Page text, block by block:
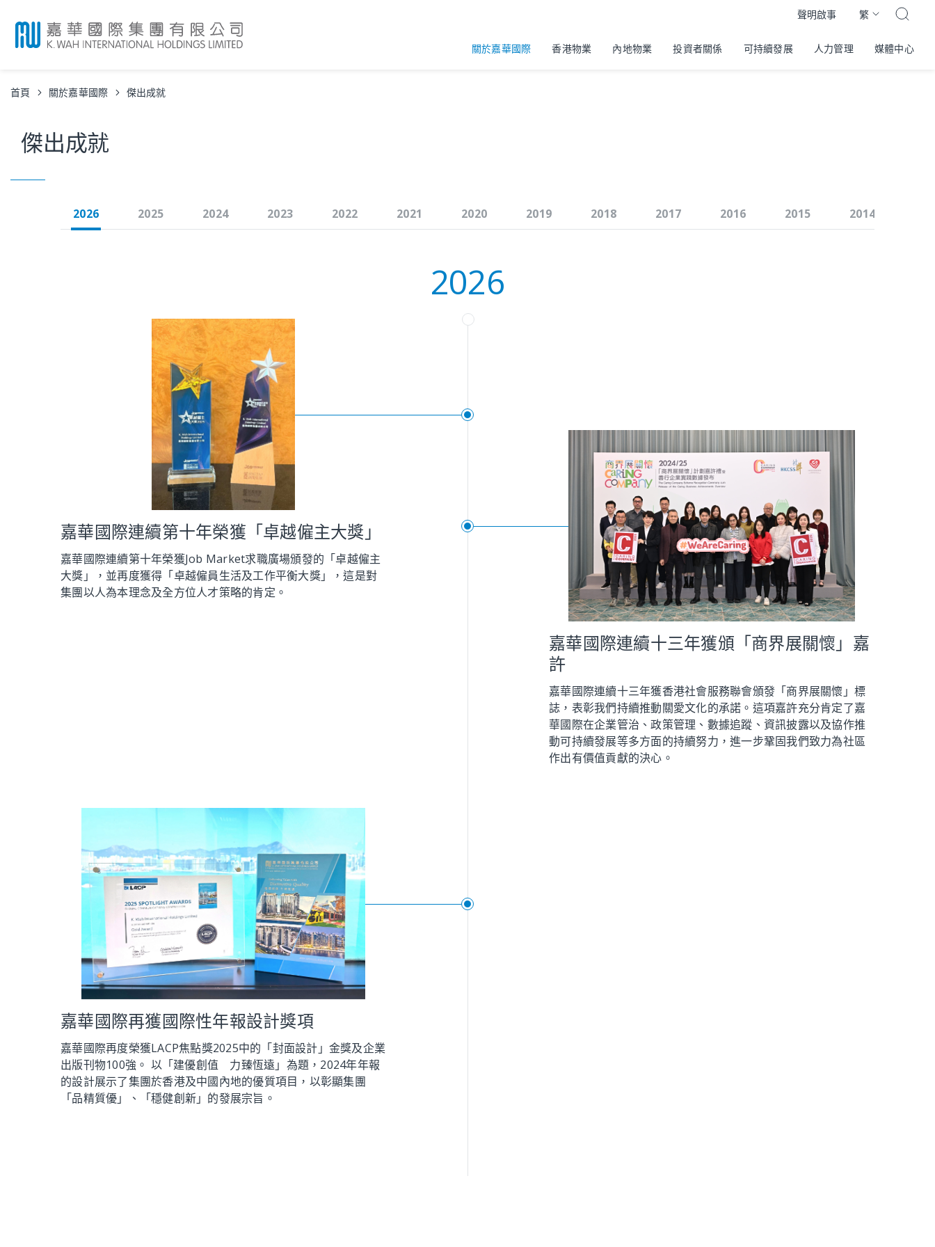
聲明啟事 繁
關於嘉華國際 香港物業 內地物業 投資者關係 可持續發展 人力管理 媒體中心
首頁 關於嘉華國際 傑出成就
傑出成就
2026 2025 2024 2023 2022 2021 2020 2019 2018 2017 2016 2015 2014
2026
嘉華國際連續第十年榮獲「卓越僱主大獎」
嘉華國際連續第十年榮獲Job Market求職廣場頒發的「卓越僱主
大獎」，並再度獲得「卓越僱員生活及工作平衡大獎」，這是對
集團以人為本理念及全方位人才策略的肯定。
嘉華國際連續十三年獲頒「商界展關懷」嘉
許
嘉華國際連續十三年獲香港社會服務聯會頒發「商界展關懷」標
誌，表彰我們持續推動關愛文化的承諾。這項嘉許充分肯定了嘉
華國際在企業管治、政策管理、數據追蹤、資訊披露以及協作推
動可持續發展等多方面的持續努力，進一步鞏固我們致力為社區
作出有價值貢獻的決心。
嘉華國際再獲國際性年報設計獎項
嘉華國際再度榮獲LACP焦點獎2025中的「封面設計」金獎及企業
出版刊物100強。 以「建優創值 力臻恆遠」為題，2024年年報
的設計展示了集團於香港及中國內地的優質項目，以彰顯集團
「品精質優」、「穩健創新」的發展宗旨。